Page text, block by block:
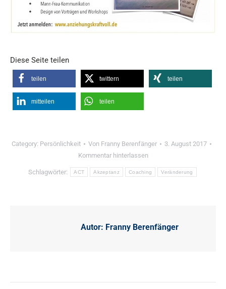
Diese Seite teilen
teilen twittern teilen
mitteilen teilen
Category: Persönlichkeit Von Franny Berenfänger
3. August 2017
Kommentar hinterlassen
Schlagwörter: ACT Akzeptanz Coaching Veränderung
Autor: Franny Berenfänger